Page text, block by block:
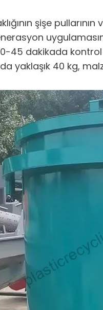
şişe
45 dakikada
yaklaşık 40 kg,